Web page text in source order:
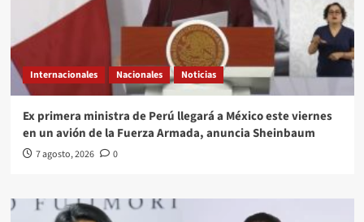
Internacionales Nacionales Noticias
Ex primera ministra de Perú llegará a México este viernes
en un avión de la Fuerza Armada, anuncia Sheinbaum
7 agosto, 2026 0